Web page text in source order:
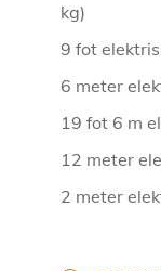
kg)
9 fot
6 meter
19 fot 6 m
12 meter
2 meter